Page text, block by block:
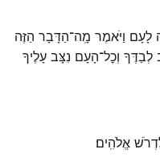
לָעָם וַיֹּאמֶר מָֽה־הַדָּבָר הַזֶּה
וְכׇל־הָעָם נִצָּב עָלֶיךָ
אֱלֹהִֽים׃